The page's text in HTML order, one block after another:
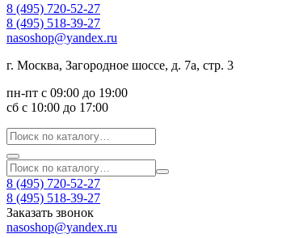
8 (495) 720-52-27
8 (495) 518-39-27
nasoshop@yandex.ru
г. Москва, Загородное шоссе, д. 7а, стр. 3
пн-пт с 09:00 до 19:00
сб с 10:00 до 17:00
8 (495) 720-52-27
8 (495) 518-39-27
Заказать звонок
nasoshop@yandex.ru